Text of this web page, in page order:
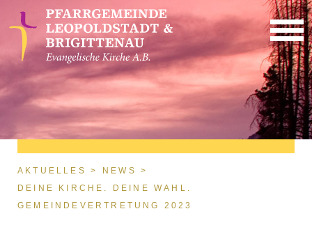
Direkt zum Inhalt
Sie sind hier
AKTUELLES
NEWS
DEINE KIRCHE. DEINE WAHL.
GEMEINDEVERTRETUNG 2023